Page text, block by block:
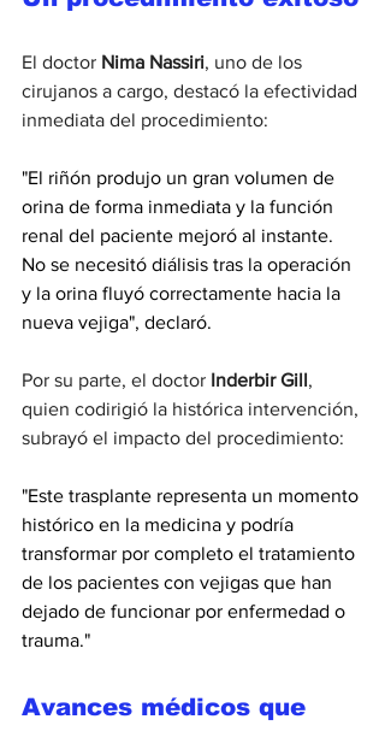
El doctor Nima Nassiri, uno de los
cirujanos a cargo, destacó la efectividad
inmediata del procedimiento:
"El riñón produjo un gran volumen de
orina de forma inmediata y la función
renal del paciente mejoró al instante.
No se necesitó diálisis tras la operación
y la orina fluyó correctamente hacia la
nueva vejiga", declaró.
Por su parte, el doctor Inderbir Gill ,
quien codirigió la histórica intervención,
subrayó el impacto del procedimiento:
"Este trasplante representa un momento
histórico en la medicina y podría
transformar por completo el tratamiento
de los pacientes con vejigas que han
dejado de funcionar por enfermedad o
trauma."
Avances médicos que